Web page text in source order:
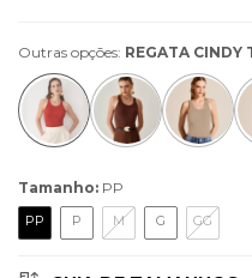
Outras opções: REGATA CINDY
Tamanho: PP
PP P M G GG